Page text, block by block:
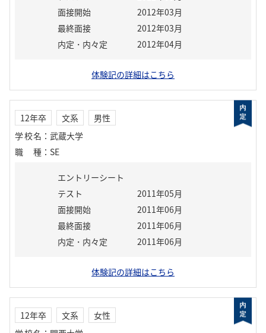
面接開始
2012年03月
最終面接
2012年03月
内定・内々定
2012年04月
体験記の詳細はこちら
12年卒 文系
男性
学校名 ： 武蔵大学
職種 ： SE
エントリーシート
テスト
2011年05月
面接開始
2011年06月
最終面接
2011年06月
内定・内々定
2011年06月
体験記の詳細はこちら
12年卒 文系
女性